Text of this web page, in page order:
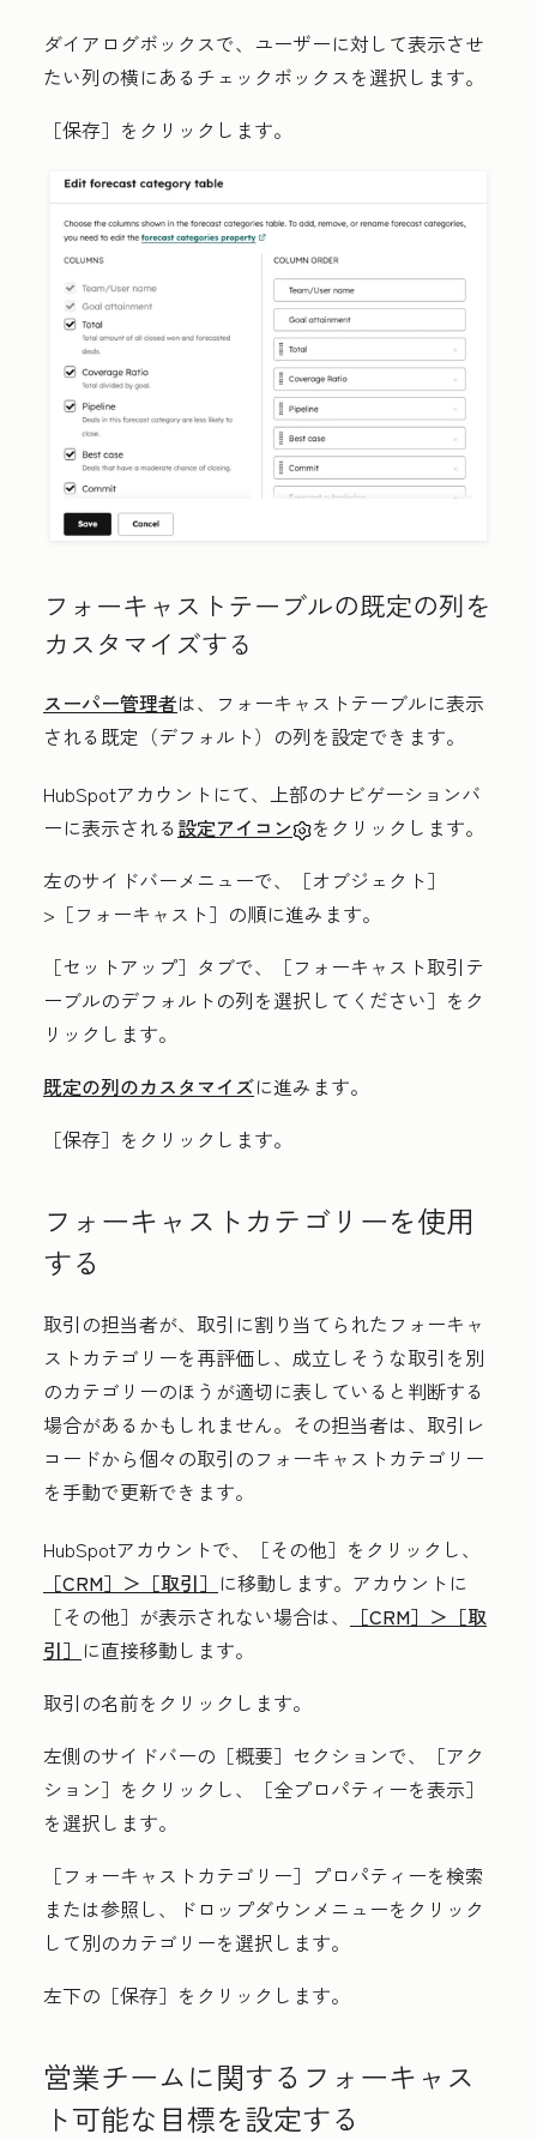
ダイアログボックスで、ユーザーに対して表示させ
たい列の横にあるチェックボックスを選択します。
［保存］ をクリックします。
フォーキャストテーブルの既定の列を
カスタマイズする
スーパー管理者は、フォーキャストテーブルに表示
される既定（デフォルト）の列を設定できます。
HubSpotアカウントにて、上部のナビゲーションバ
ーに表示される設定アイコン
をクリックします。
左のサイドバーメニューで、［オブジェクト］
>［フォーキャスト］ の順に進みます。
［セットアップ］ タブで、［フォーキャスト取引テ
ーブルのデフォルトの列を選択してください］ をク
リックします。
既定の列のカスタマイズに進みます。
［保存］ をクリックします。
フォーキャストカテゴリーを使用
する
取引の担当者が、取引に割り当てられたフォーキャ
ストカテゴリーを再評価し、成立しそうな取引を別
のカテゴリーのほうが適切に表していると判断する
場合があるかもしれません。その担当者は、取引レ
コードから個々の取引のフォーキャストカテゴリー
を手動で更新できます。
HubSpotアカウントで、
［その他］をクリックし、
［CRM］＞ ［取引］ に移動します。アカウントに
［その他］が表示されない場合は、
［CRM］＞ ［取
引］ に直接移動します。
取引の名前をクリックします。
左側のサイドバーの ［概要］セクションで、［アク
ション］をクリックし、［全プロパティーを表示］
を選択します。
［フォーキャストカテゴリー］ プロパティーを検索
または参照し、
ドロップダウンメニューをクリック
して別のカテゴリーを選択します。
左下の［保存］ をクリックします。
営業チームに関するフォーキャス
ト可能な目標を設定する